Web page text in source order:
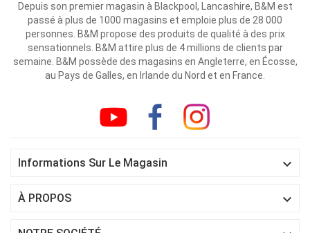
Depuis son premier magasin à Blackpool, Lancashire, B&M est
passé à plus de 1000 magasins et emploie plus de 28 000
personnes. B&M propose des produits de qualité à des prix
sensationnels. B&M attire plus de 4 millions de clients par
semaine. B&M possède des magasins en Angleterre, en Écosse,
au Pays de Galles, en Irlande du Nord et en France.
Informations Sur Le Magasin 
À PROPOS 